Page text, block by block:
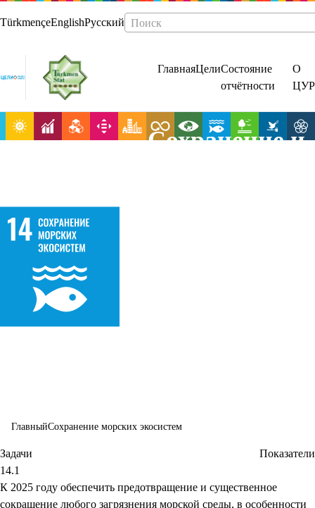
TürkmençeEnglishРусский Поиск
ГлавнаяЦелиСостояние
отчётности
О
ЦУР
Сохранение и
ГлавныйСохранение морских экосистем
Задачи
Показатели
14.1
К 2025 году обеспечить предотвращение и существенное
сокращение любого загрязнения морской среды, в особенности